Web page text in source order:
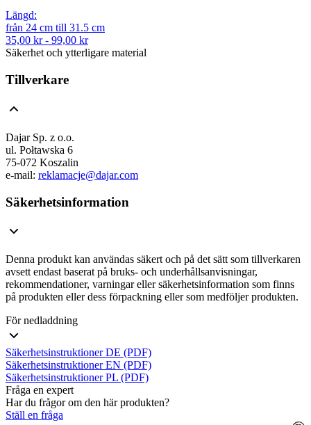
Längd:
från 24 cm till 31.5 cm
35,00 kr - 99,00 kr
Säkerhet och ytterligare material
Tillverkare
Dajar Sp. z o.o.
ul. Połtawska 6
75-072 Koszalin
e-mail: reklamacje@dajar.com
Säkerhetsinformation
Denna produkt kan användas säkert och på det sätt som tillverkaren
avsett endast baserat på bruks- och underhållsanvisningar,
rekommendationer, varningar eller säkerhetsinformation som finns
på produkten eller dess förpackning eller som medföljer produkten.
För nedladdning
Säkerhetsinstruktioner DE (PDF)
Säkerhetsinstruktioner EN (PDF)
Säkerhetsinstruktioner PL (PDF)
Fråga en expert
Har du frågor om den här produkten?
Ställ en fråga